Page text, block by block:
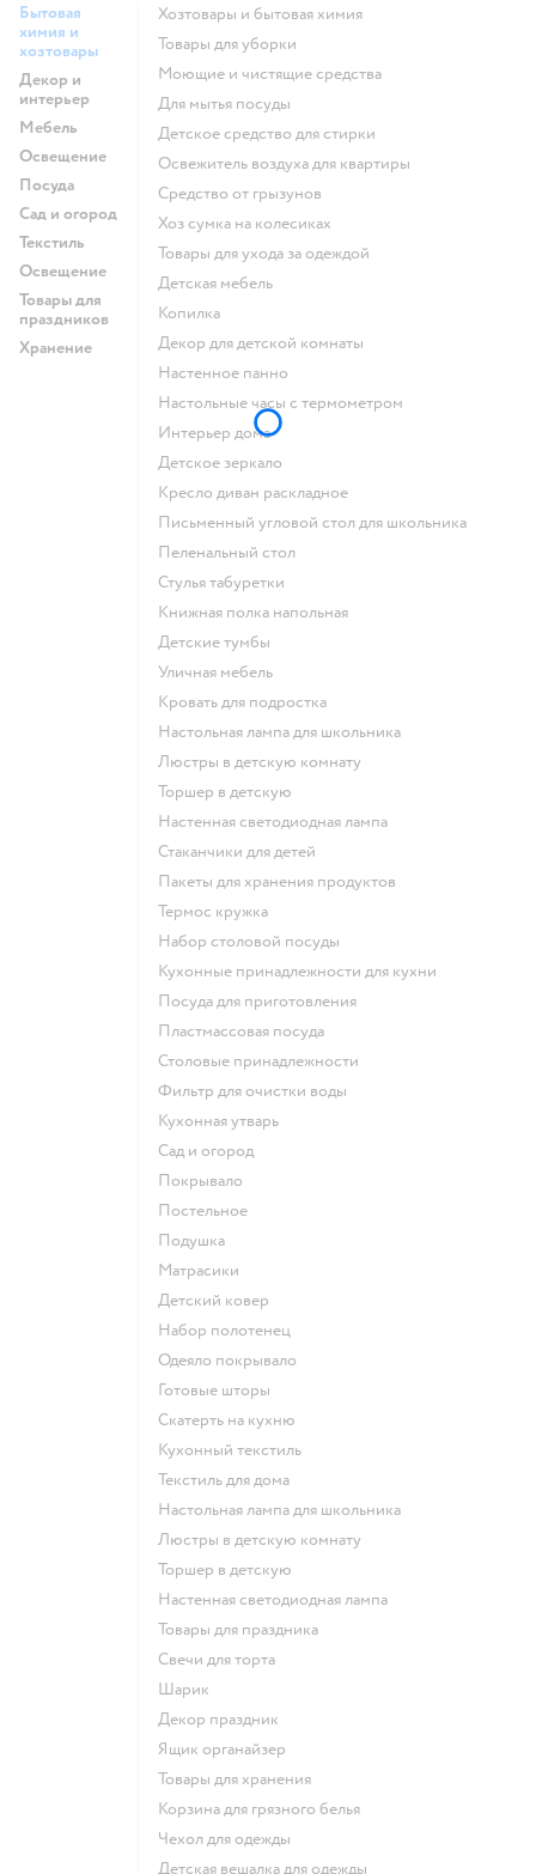
Бытовая
химия и
хозтовары
Декор и
интерьер
Мебель
Освещение
Посуда
Сад и огород
Текстиль
Освещение
Товары для
праздников
Хранение
Хозтовары и бытовая химия
Товары для уборки
моющие и чистящие средства
для мытья посуды
детское средство для стирки
освежитель воздуха для квартиры
средство от грызунов
хоз сумка на колесиках
Товары для ухода за одеждой
Детская мебель
Копилка
Декор для детской комнаты
Настенное панно
Настольные часы с термометром
Интерьер дома
Детское зеркало
Кресло диван раскладное
Письменный угловой стол для школьника
Пеленальный стол
Стулья табуретки
Книжная полка напольная
Детские тумбы
Уличная мебель
Кровать для подростка
Настольная лампа для школьника
Люстры в детскую комнату
Торшер в детскую
Настенная светодиодная лампа
Стаканчики для детей
Пакеты для хранения продуктов
Термос кружка
Набор столовой посуды
Кухонные принадлежности для кухни
Посуда для приготовления
Пластмассовая посуда
Столовые принадлежности
Фильтр для очистки воды
Кухонная утварь
Сад и огород
Покрывало
Постельное
Подушка
Матрасики
Детский ковер
Набор полотенец
Одеяло покрывало
Готовые шторы
Скатерть на кухню
Кухонный текстиль
Текстиль для дома
Настольная лампа для школьника
Люстры в детскую комнату
Торшер в детскую
Настенная светодиодная лампа
Товары для праздника
Свечи для торта
Шарик
Декор праздник
Ящик органайзер
Товары для хранения
Корзина для грязного белья
Чехол для одежды
Детская вешалка для одежды